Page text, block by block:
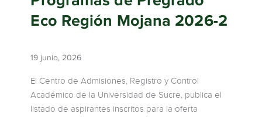
Eco Región Mojana 2026-2
19 junio, 2026
El Centro de Admisiones, Registro y Control
Académico de la Universidad de Sucre, publica el
listado de aspirantes inscritos para la oferta